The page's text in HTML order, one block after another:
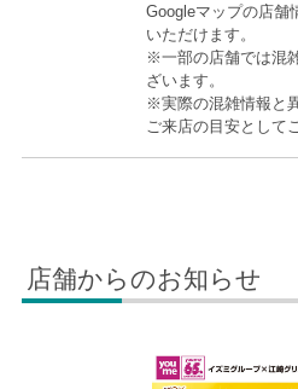
Googleマップの店舗
いただけます。
※一部の店舗では混
ざいます。
※実際の混雑情報と
ご来店の目安として
店舗からのお知らせ